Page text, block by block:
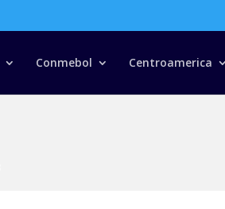
Conmebol Centroamerica
Búsqueda
productos